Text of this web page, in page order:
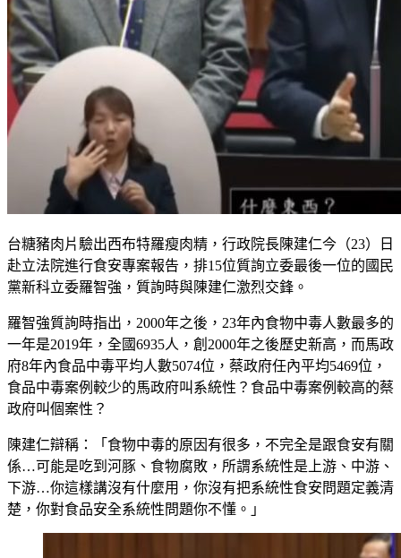
台糖豬肉片驗出西布特羅瘦肉精，行政院長陳建仁今（23）日
赴立法院進行食安專案報告，排15位質詢立委最後一位的國民
黨新科立委羅智強，質詢時與陳建仁激烈交鋒。
羅智強質詢時指出，2000年之後，23年內食物中毒人數最多的
一年是2019年，全國6935人，創2000年之後歷史新高，而馬政
府8年內食品中毒平均人數5074位，蔡政府任內平均5469位，
食品中毒案例較少的馬政府叫系統性？食品中毒案例較高的蔡
政府叫個案性？
陳建仁辯稱：「食物中毒的原因有很多，不完全是跟食安有關
係…可能是吃到河豚、食物腐敗，所謂系統性是上游、中游、
下游…你這樣講沒有什麼用，你沒有把系統性食安問題定義清
楚，你對食品安全系統性問題你不懂。」